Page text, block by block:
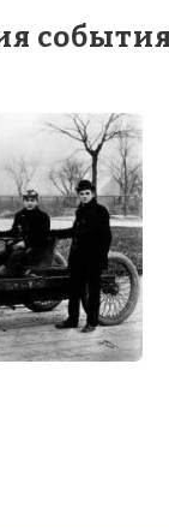
события